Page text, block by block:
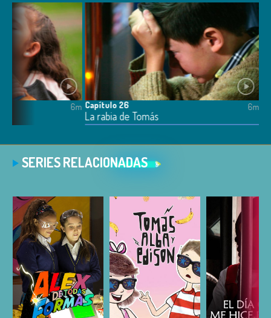
6m Capítulo 26
La rabia de Tomás
6m
SERIES RELACIONADAS